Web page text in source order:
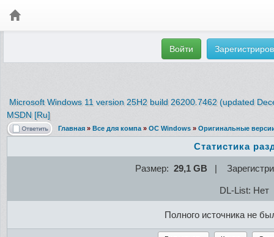
Войти
Microsoft Windows 11 version 25H2 build 26200.7462 (updated
MSDN [Ru]
Главная » Все для компа » ОС Windows » Оригинальные
Статистика
Размер: 29,1 GB |
DL-List: Нет
Полного источника не